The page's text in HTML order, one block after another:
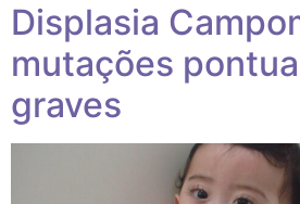
Displasia
mutações
graves